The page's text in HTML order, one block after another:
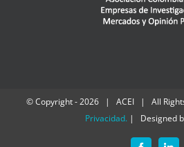
© Copyright -2026 | ACEI | All
Privacidad. | Designed